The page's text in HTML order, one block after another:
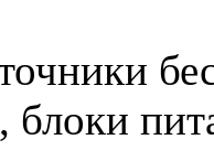
блоки